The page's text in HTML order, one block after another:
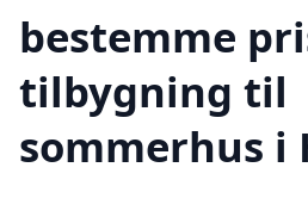
bestemme
tilbygning til
sommerhus i